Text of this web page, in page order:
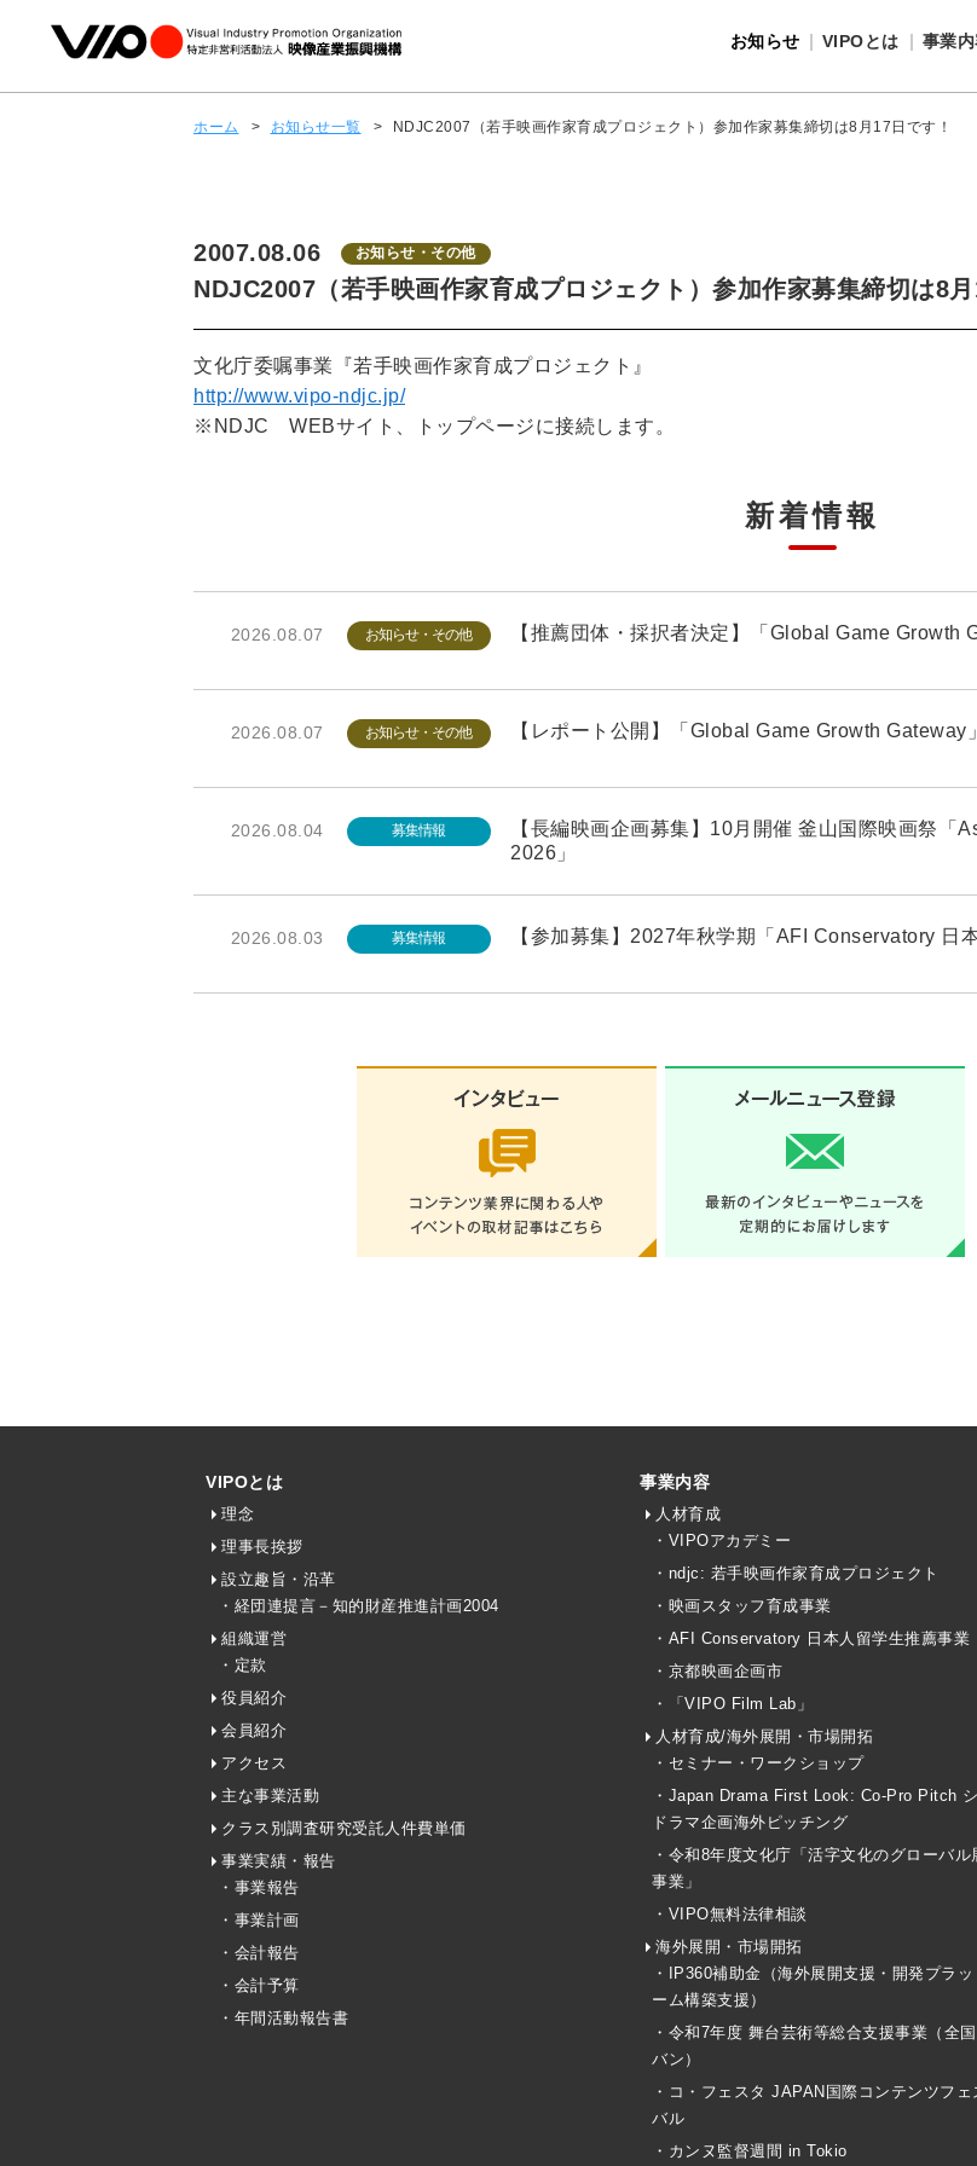
お知らせ VIPOとは
VIPOとは
事業
ホーム > お知らせ一覧 > NDJC2007（若手映画作家育成プロジェクト）参加作家募集締切は8月17日です！
2007.08.06 お知らせ・その他
NDJC2007（若手映画作家育成プロジェクト）参加作家募集締切は8月
文化庁委嘱事業『若手映画作家育成プロジェクト』
http://www.vipo-ndjc.jp/
※NDJC WEBサイト、トップページに接続します。
新着情報
2026.08.07 お知らせ・その他 【推薦団体・採択者決定】「Global Game Growth
2026.08.07 お知らせ・その他 【レポート公開】「Global Game Growth
2026.08.04 募集情報
【長編映画企画募集】10月開催 釜山国際映画祭「
2026」
2026.08.03 募集情報 【参加募集】2027年秋学期「AFI Conservatory 日
VIPOとは
理念
理事長挨拶
設立趣旨・沿革
・経団連提言－知的財産推進計画2004
組織運営
・定款
役員紹介
会員紹介
アクセス
主な事業活動
クラス別調査研究受託人件費単価
事業実績・報告
・事業報告
・事業計画
・会計報告
・会計予算
・年間活動報告書
事業内容
人材育成
・VIPOアカデミー
・ndjc: 若手映画作家育成プロジェクト
・映画スタッフ育成事業
・AFI Conservatory 日本人留学生推薦事業
・京都映画企画市
・「VIPO Film Lab」
人材育成/海外展開・市場開拓
・セミナー・ワークショップ
・Japan Drama First Look: Co-Pro Pitch
ドラマ企画海外ピッチング
・令和8年度文化庁「活字文化のグローバル
事業」
・VIPO無料法律相談
海外展開・市場開拓
・IP360補助金（海外展開支援・開発プラッ
ーム構築支援）
・令和7年度 舞台芸術等総合支援事業（全
バン）
・コ・フェスタ JAPAN国際コンテンツフェ
バル
・カンヌ監督週間 in Tokio